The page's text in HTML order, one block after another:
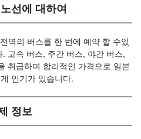
선에 대하여
역의 버스를 한 번에 예약 할 수있
고속 버스, 주간 버스, 야간 버스,
취급하며 합리적인 가격으로 일본
인기가 있습니다.
정보